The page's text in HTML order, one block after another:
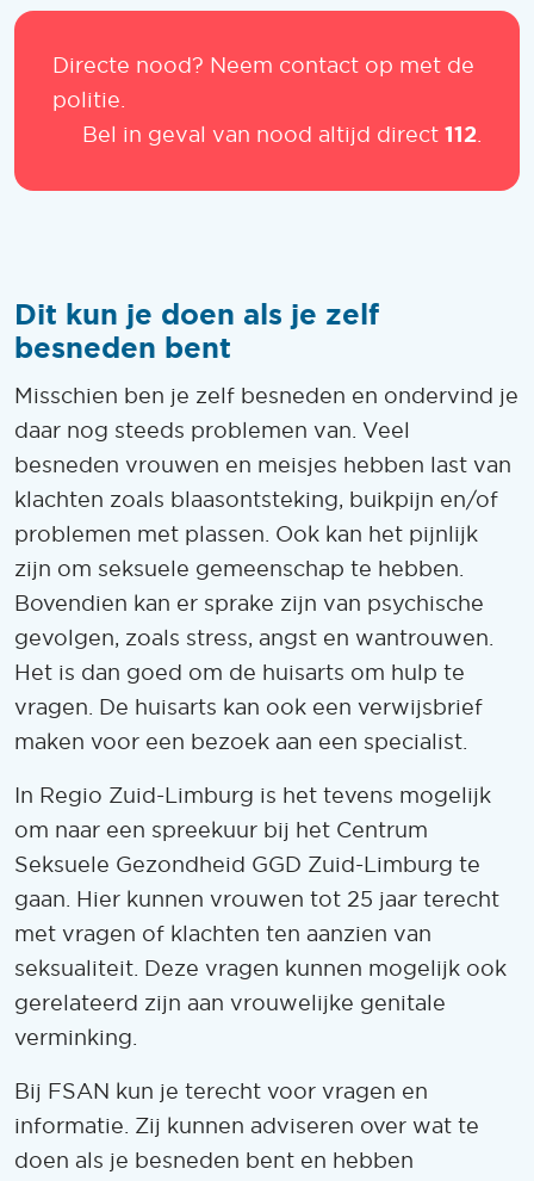
Directe nood? Neem contact op met de
politie.
Bel in geval van nood altijd direct 112.
Dit kun je doen als je zelf
besneden bent
Misschien ben je zelf besneden en ondervind je
daar nog steeds problemen van. Veel
besneden vrouwen en meisjes hebben last van
klachten zoals blaasontsteking, buikpijn en/of
problemen met plassen. Ook kan het pijnlijk
zijn om seksuele gemeenschap te hebben.
Bovendien kan er sprake zijn van psychische
gevolgen, zoals stress, angst en wantrouwen.
Het is dan goed om de huisarts om hulp te
vragen. De huisarts kan ook een verwijsbrief
maken voor een bezoek aan een specialist.
In Regio Zuid-Limburg is het tevens mogelijk
om naar een spreekuur bij het Centrum
Seksuele Gezondheid GGD Zuid-Limburg te
gaan. Hier kunnen vrouwen tot 25 jaar terecht
met vragen of klachten ten aanzien van
seksualiteit. Deze vragen kunnen mogelijk ook
gerelateerd zijn aan vrouwelijke genitale
verminking.
Bij FSAN kun je terecht voor vragen en
informatie. Zij kunnen adviseren over wat te
doen als je besneden bent en hebben